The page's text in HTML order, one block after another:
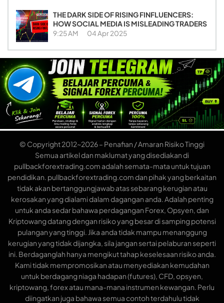
THE DARK SIDE OF RISING FINFLUENCERS:
HOW SOCIAL MEDIA IS MISLEADING TRADERS
9:25 AM 04 Apr 2025
© Copyright 2012~2026 – Penafian / Amaran Risiko Tinggi
Semua artikel dan maklumat yang disediakan di
pullbackforextrading.com adalah semata-mata untuk tujuan
pendidikan. pullbackforextrading.com dan pihak yang berkaitan
tidak akan bertanggungjawab atas sebarang kerugian atau
kerosakan yang dialami dalam dagangan anda. Adalah penting
untuk anda sedar bahawa perdagangan Forex, Opsyen, dan
Kriptowang datang dengan risiko yang besar di samping potensi
pulangan yang tinggi. Jika anda tidak mampu menanggung
kerugian yang tidak dijangka, sila jangan sertai pelaburan seperti
ini. Berdaganglah hanya mengikut tahap keselesaan risiko anda.
Kami tidak mempromosikan atau menyediakan kemudahan
untuk berdagang niaga hadapan (futures), CFD, opsyen,
kriptowang, forex atau mana-mana instrumen kewangan. Perlu
diingatkan juga bahawa semua contoh terdahulu tidak